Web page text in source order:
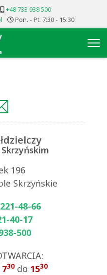
+48 733 938 500
Pon. - Pt. 7:30 - 15:30
196
Skrzyńskie
48-66
40-17
500
730 do 1530